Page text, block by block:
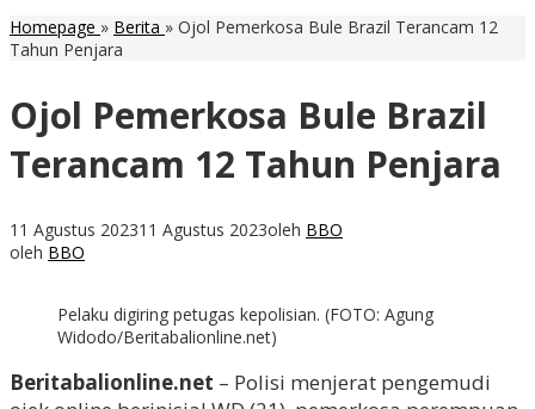
Homepage » Berita » Ojol Pemerkosa Bule Brazil Terancam 12
Tahun Penjara
Ojol Pemerkosa Bule Brazil
Terancam 12 Tahun Penjara
11 Agustus 202311 Agustus 2023oleh BBO
oleh BBO
Pelaku digiring petugas kepolisian. (FOTO: Agung
Widodo/Beritabalionline.net)
Beritabalionline.net – Polisi menjerat pengemudi